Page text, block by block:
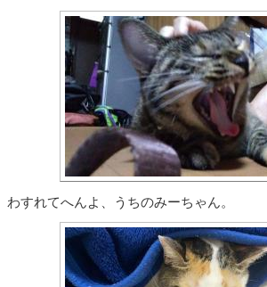
わすれてへんよ、うちのみーちゃん。